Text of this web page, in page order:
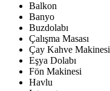
Balkon
Banyo
Buzdolabı
Çalışma Masası
Çay Kahve Makinesi
Eşya Dolabı
Fön Makinesi
Havlu